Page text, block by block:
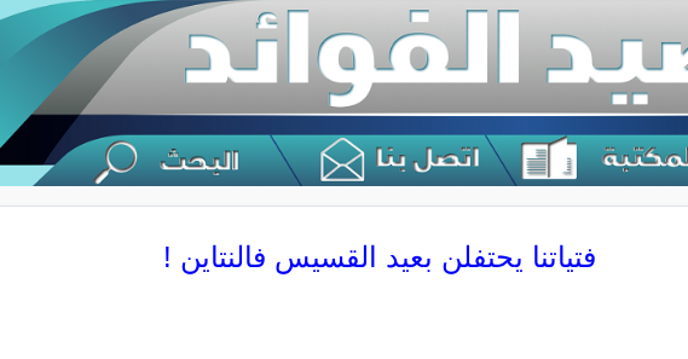
فتياتنا يحتفلن بعيد القسيس فالنتاين !